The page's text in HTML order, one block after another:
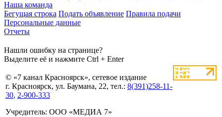
Наша команда
Бегущая строка Подать объявление Правила подачи
Персональные данные
Отчеты
Нашли ошибку на странице?
Выделите её и нажмите Ctrl + Enter
© «7 канал Красноярск», сетевое издание
г. Красноярск, ул. Баумана, 22, тел.: 8(391)258-11-
30, 2-900-333
Учредитель: ООО «МЕДИА 7»